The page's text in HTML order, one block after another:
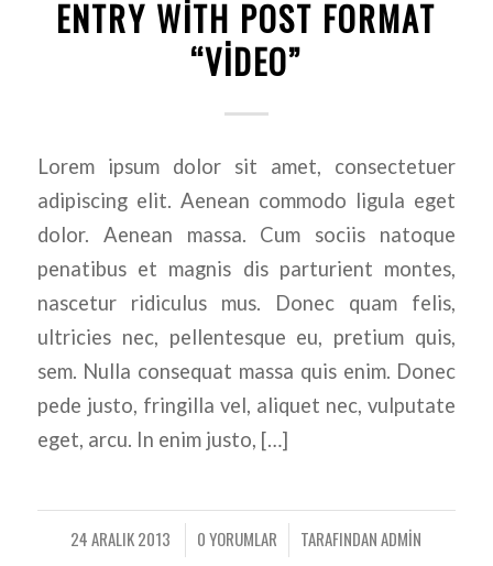
ENTRY WITH POST FORMAT
“VIDEO”
Lorem ipsum dolor sit amet, consectetuer
adipiscing elit. Aenean commodo ligula eget
dolor. Aenean massa. Cum sociis natoque
penatibus et magnis dis parturient montes,
nascetur ridiculus mus. Donec quam felis,
ultricies nec, pellentesque eu, pretium quis,
sem. Nulla consequat massa quis enim. Donec
pede justo, fringilla vel, aliquet nec, vulputate
eget, arcu. In enim justo, […]
24 ARALIK 2013
/ 0 YORUMLAR
/ TARAFINDANADMIN